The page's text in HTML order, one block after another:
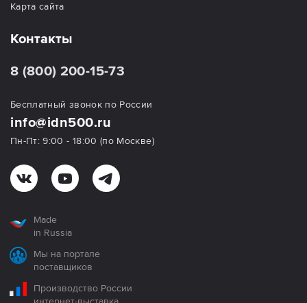
Карта сайта
Контакты
8 (800) 200-15-73
Бесплатный звонок по России
info@idn500.ru
Пн-Пт: 9:00 - 18:00 (по Москве)
Made
in Russia
Мы на портале
поставщиков
Производство России